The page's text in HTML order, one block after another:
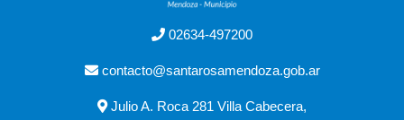
02634-497200
contacto@santarosamendoza.gob.ar
Julio A. Roca 281 Villa Cabecera,